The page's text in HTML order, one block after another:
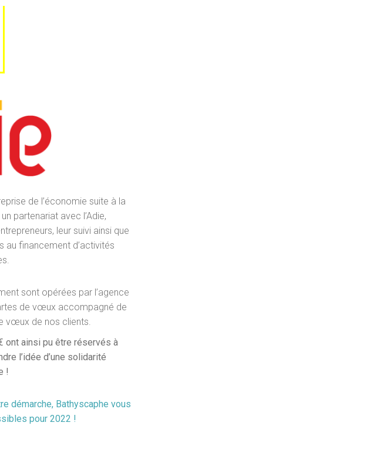
de l’économie suite à la
partenariat avec l’Adie,
leur suivi ainsi que
au financement d’activités
sont opérées par l’agence
de vœux accompagné de
vœux de nos clients.
ont ainsi pu être réservés à
l’idée d’une solidarité
!
démarche, Bathyscaphe vous
pour 2022 !